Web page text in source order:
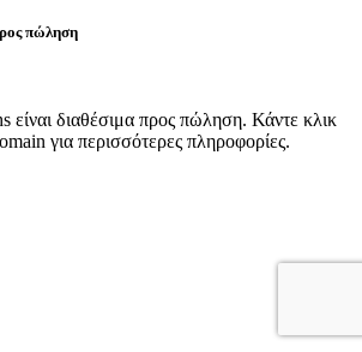
πώληση
διαθέσιμα προς πώληση. Κάντε κλικ
για περισσότερες πληροφορίες.